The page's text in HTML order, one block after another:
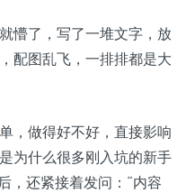
懵了，写了一堆文字，放
配图乱飞，一排排都是大
，做得好不好，直接影响
为什么很多刚入坑的新手
，还紧接着发问：“内容